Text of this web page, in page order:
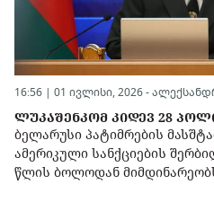
16:56 | 01 ივლისი, 2026 -
ᲚᲣᲙᲐᲨᲔᲜᲙᲝᲛ ᲙᲘᲓᲔᲕ 28
ბელარუსი პატიმრების
ამერიკული სანქციების
წლის ბოლოდან